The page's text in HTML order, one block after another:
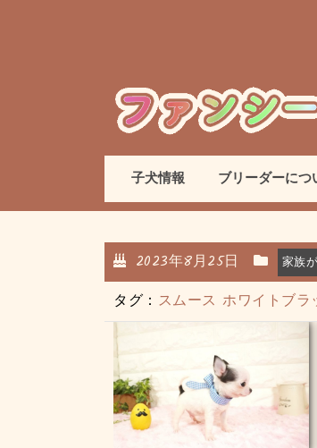
子犬情報 ブリーダーにつ
2023年8月25日 家族
タグ： スムース ホワイトブラ